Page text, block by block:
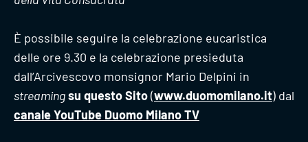
È possibile seguire la celebrazione eucaristica
delle ore 9.30 e la celebrazione presieduta
dall’Arcivescovo monsignor Mario Delpini in
streamingsu questo Sito(www.duomomilano.it) dal
canale YouTube Duomo Milano TV